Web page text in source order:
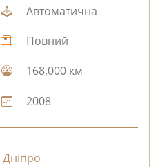
Автоматична
Повний
168,000 км
2008
Дніпро